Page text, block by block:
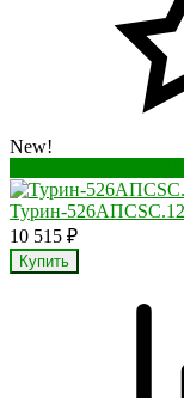
New!
Турин-
10 515 ₽